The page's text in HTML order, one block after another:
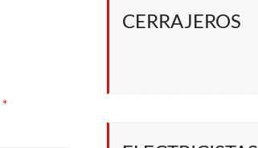
*
CERRAJEROS